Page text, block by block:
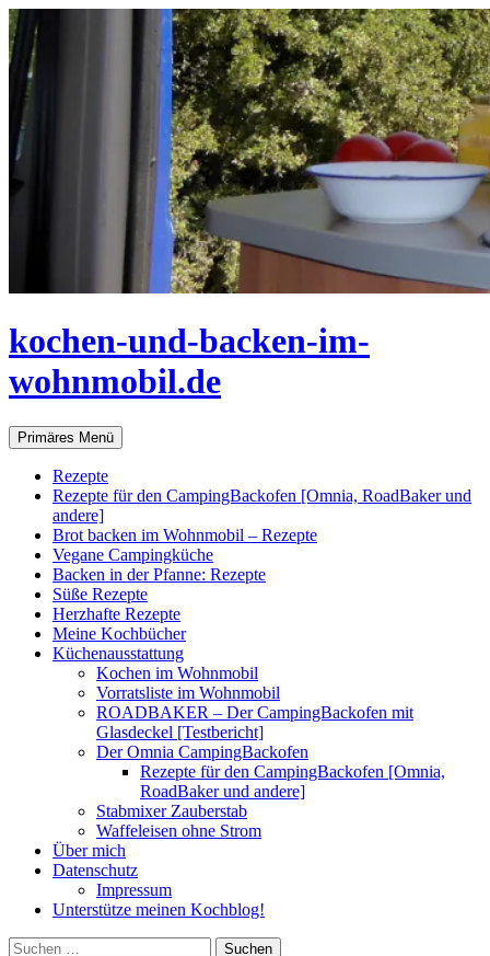
Zum
Inhalt
springen
kochen-und-backen-im-
wohnmobil.de
Suchen
Primäres Menü
Rezepte
Rezepte für den CampingBackofen [Omnia, RoadBaker und
andere]
Brot backen im Wohnmobil – Rezepte
Vegane Campingküche
Backen in der Pfanne: Rezepte
Süße Rezepte
Herzhafte Rezepte
Meine Kochbücher
Küchenausstattung
Kochen im Wohnmobil
Vorratsliste im Wohnmobil
ROADBAKER – Der CampingBackofen mit
Glasdeckel [Testbericht]
Der Omnia CampingBackofen
Rezepte für den CampingBackofen [Omnia,
RoadBaker und andere]
Stabmixer Zauberstab
Waffeleisen ohne Strom
Über mich
Datenschutz
Impressum
Unterstütze meinen Kochblog!
Suchen